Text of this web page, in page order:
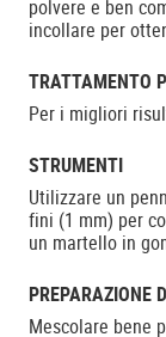
polvere e ben
incollare per
TRATTAMENTO
Per i migliori
STRUMENTI
Utilizzare un
fini (1 mm) per
un martello in
PREPARAZIONE
Mescolare bene